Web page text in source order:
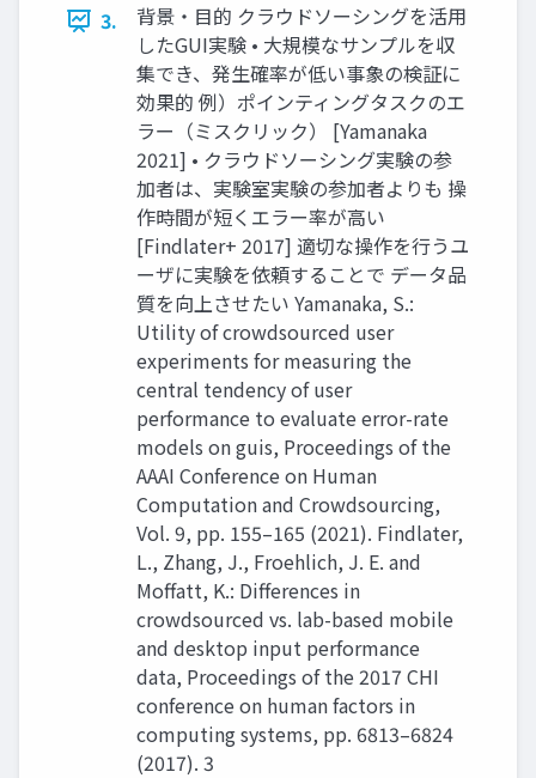
3.
背景・目的 クラウドソーシングを活用
したGUI実験 • 大規模なサンプルを収
集でき、発生確率が低い事象の検証に
効果的 例）ポインティングタスクのエ
ラー（ミスクリック） [Yamanaka
2021] • クラウドソーシング実験の参
加者は、実験室実験の参加者よりも 操
作時間が短くエラー率が高い
[Findlater+ 2017] 適切な操作を行うユ
ーザに実験を依頼することで データ品
質を向上させたい Yamanaka, S.:
Utility of crowdsourced user
experiments for measuring the
central tendency of user
performance to evaluate error-rate
models on guis, Proceedings of the
AAAI Conference on Human
Computation and Crowdsourcing,
Vol. 9, pp. 155–165 (2021). Findlater,
L., Zhang, J., Froehlich, J. E. and
Moffatt, K.: Differences in
crowdsourced vs. lab-based mobile
and desktop input performance
data, Proceedings of the 2017 CHI
conference on human factors in
computing systems, pp. 6813–6824
(2017). 3